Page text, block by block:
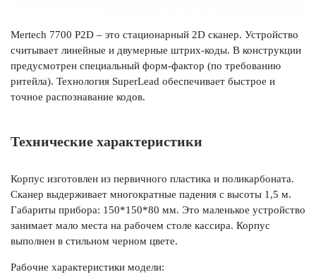
Mertech 7700 P2D – это стационарный 2D сканер. Устройство
считывает линейные и двумерные штрих-коды. В конструкции
предусмотрен специальный форм-фактор (по требованию
ритейла). Технология SuperLead обеспечивает быстрое и
точное распознавание кодов.
Технические характеристики
Корпус изготовлен из первичного пластика и поликарбоната.
Сканер выдерживает многократные падения с высоты 1,5 м.
Габариты прибора: 150*150*80 мм. Это маленькое устройство
занимает мало места на рабочем столе кассира. Корпус
выполнен в стильном черном цвете.
Рабочие характеристики модели: